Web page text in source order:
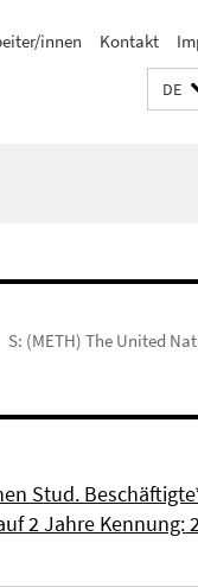
innen Kontakt
DE
S: (METH) The United
Stud.
2 Jahre Kennung: